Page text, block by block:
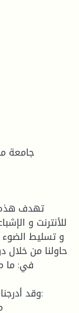
جامعة
تهدف هذه
للأنترنت و
و تسليط الضوء
حاولنا من خلال
في: ما
وقد